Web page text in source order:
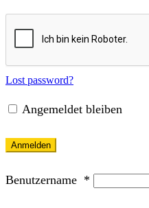
Lost password?
Angemeldet bleiben
Anmelden
Benutzername *